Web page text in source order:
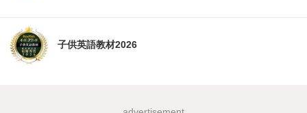
子供英語教材2026